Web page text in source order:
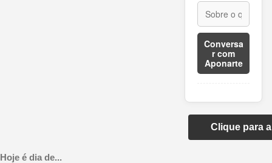
Conversa
r com
Aponarte
Clique para
Hoje é dia de...